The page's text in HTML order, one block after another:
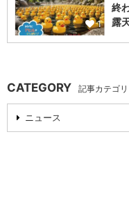
1
終
露
CATEGORY 記事カテゴリ
ニュース